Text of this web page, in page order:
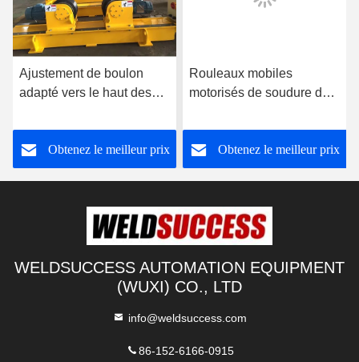
Ajustement de boulon
adapté vers le haut des
de tuyau de rotateur de
soudure pour la soudure
Obtenez le meilleur prix
Rouleaux mobiles
motorisés de soudure de
du tuyau 120000lbs
Obtenez le meilleur prix
WELDSUCCESS AUTOMATION EQUIPMENT
(WUXI) CO., LTD
info@weldsuccess.com
86-152-6166-0915